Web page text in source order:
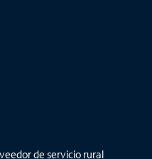
de servicio rural